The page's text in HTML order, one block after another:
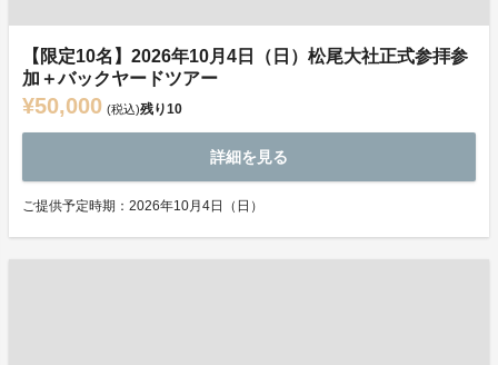
【限定10名】2026年10月4日（日）松尾大社正式参拝参
加＋バックヤードツアー
¥50,000 (税込)残り10
詳細を見る
ご提供予定時期：2026年10月4日（日）